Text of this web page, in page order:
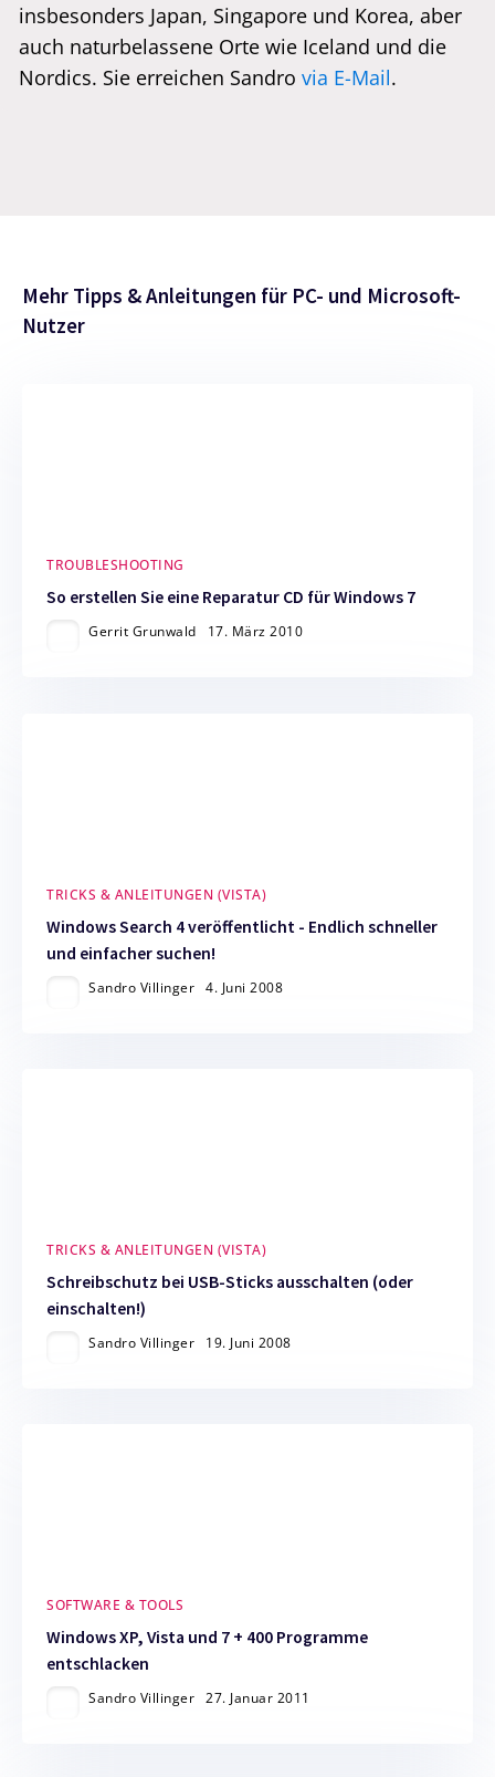
insbesonders Japan, Singapore und Korea, aber
auch naturbelassene Orte wie Iceland und die
Nordics. Sie erreichen Sandro via E-Mail.
Mehr Tipps & Anleitungen für PC- und Microsoft-
Nutzer
TROUBLESHOOTING
So erstellen Sie eine Reparatur CD für Windows 7
Gerrit Grunwald 17. März 2010
TRICKS & ANLEITUNGEN (VISTA)
Windows Search 4 veröffentlicht - Endlich schneller
und einfacher suchen!
Sandro Villinger 4. Juni 2008
TRICKS & ANLEITUNGEN (VISTA)
Schreibschutz bei USB-Sticks ausschalten (oder
einschalten!)
Sandro Villinger 19. Juni 2008
SOFTWARE & TOOLS
Windows XP, Vista und 7 + 400 Programme
entschlacken
Sandro Villinger 27. Januar 2011